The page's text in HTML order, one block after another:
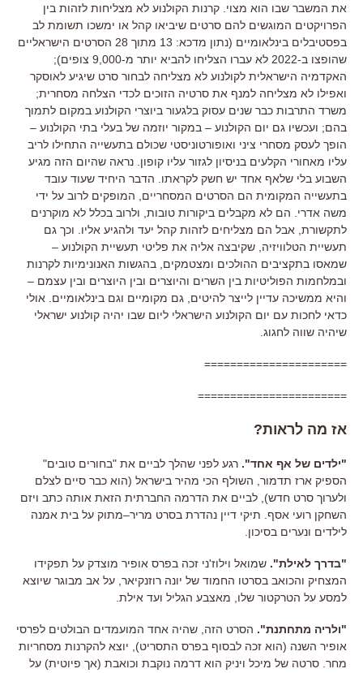
את המשבר שבו הוא מצוי קרנות הקולנוע לא מצליחות לזהות בין
הפרויקטים המוגשים להם סרטים שיביאו קהל או ימשכו תשומת לב
בפסטיבלים בינלאומיים (נתון מדכא: 13 מתוך 28 הסרטים הישראליים
שהופצו ב-2022 לא עברו הצליחו להביא יותר מ-9,000 צופים);
האקדמיה הישראלית לקולנוע לא מצליחה לבחור סרט שיגיע לאוסקר
ואפילו לא מצליחה למנף את סרטיה הזוכים לכדי הצלחה מסחרית;
משרד התרבות כבר שנים עסוק בלגעור ביוצרי הקולנוע במקום לתמוך
בהם; ועכשיו גם יום הקולנוע – במקור יוזמה של בעלי בתי הקולנוע –
הופך לעסק מסחרי ציני ואופורטוניסטי שכולם בתעשייה התחילו לריב
עליו מאחורי הקלעים בניסיון לגזור עליו קופון נראה שהיום הזה מגיע
השבוע בלי שלאף אחד יש חשק לקראתו
הדבר היחיד שעוד עובד
בתעשייה המקומית הם הסרטים המסחריים
המופקים לרוב על ידי
משה אדרי
הם לא מקבלים ביקורות טובות ולרוב בכלל לא מוקרנים
לתקשורת אבל הם מצליחים לזהות קהל יעד ולהגיע אליו
וכך גם
תעשיית הטלוויזיה שקיבצה אליה את פליטי תעשיית הקולנוע –
שמאסו בתקציבים ההולכים ומצטמקים בהגשות האנונימיות לקרנות
ובמלחמות הפוליטיות בין השרים והיוצרים ובין היוצרים ובין עצמם –
והיא ממשיכה עדיין לייצר להיטים גם מקומיים וגם בינלאומיים
אולי
כדאי לחכות עם יום הקולנוע הישראלי ליום שבו יהיה קולנוע ישראלי
שיהיה שווה לחגוג
======================
=======================
אז מה לראות?
"ילדים של אף אחד". רגע לפני שהלך לביים את "בחורים טובים"
הספיק ארז תדמור השולף הכי מהיר בישראל (הוא כבר סיים לצלם
ולערוך סרט חדש), לביים את הדרמה החברתית הזאת אותה כתב ויזם
השחקן רועי אסף
תיקי דיין נהדרת בסרט מריר–מתוק על בית אמנה
לילדים ונערים בסיכון
"בדרך לאילת". שמואל וילוז'ני זכה בפרס אופיר מוצדק על תפקידו
המצחיק והכואב בסרטו החמוד של יונה רוזנקיאר על אב מבוגר שיוצא
למסע על הטרקטור שלו
מאצבע הגליל ועד אילת
"ולריה מתחתנת". הסרט הזה שהיה אחד המועמדים הבולטים לפרסי
אופיר השנה (הוא זכה לבסוף בפרס התסריט), יוצא להקרנות מסחריות
מחר סרטה של מיכל ויניק הוא דרמה נוקבת וכואבת (אך פיוטית) על